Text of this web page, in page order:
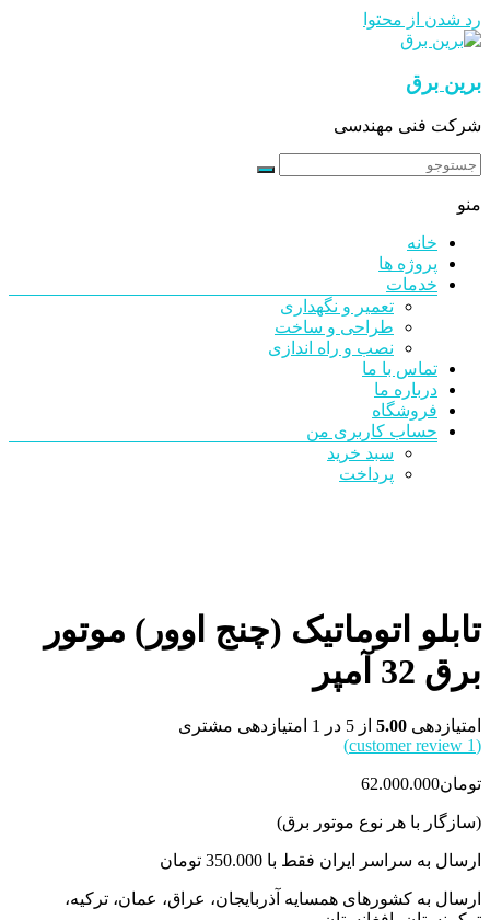
رد شدن از محتوا
برین برق
شرکت فنی مهندسی
منو
خانه
پروژه ها
خدمات
تعمیر و نگهداری
طراحی و ساخت
نصب و راه اندازی
تماس با ما
درباره ما
فروشگاه
حساب کاربری من
سبد خرید
پرداخت
تابلو اتوماتیک (چنج اوور) موتور
برق 32 آمپر
امتیازدهی 5.00 از 5 در 1 امتیازدهی مشتری
(
1
تومان62.000.000
(سازگار با هر نوع موتور برق)
ارسال به سراسر ایران فقط با 350.000 تومان
ارسال به کشورهای همسایه آذربایجان، عراق، عمان، ترکیه،